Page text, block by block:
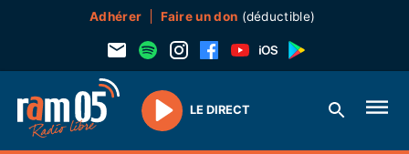
Adhérer Faire un don (déductible)
Play
LE DIRECT